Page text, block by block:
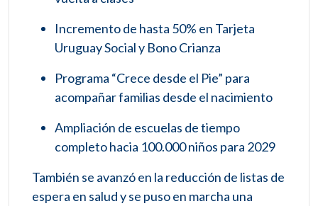
Incremento de hasta 50% en Tarjeta
Uruguay Social y Bono Crianza
Programa “Crece desde el Pie” para
acompañar familias desde el nacimiento
Ampliación de escuelas de tiempo
completo hacia 100.000 niños para 2029
También se avanzó en la reducción de listas de
espera en salud y se puso en marcha una